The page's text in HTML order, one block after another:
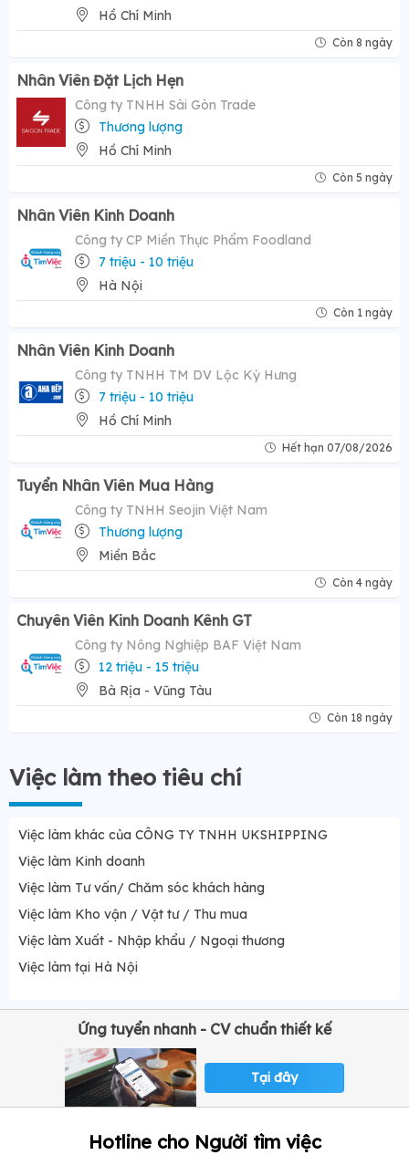
Hồ Chí Minh
Còn 8 ngày
Nhân Viên Đặt Lịch Hẹn
Công ty TNHH Sài Gòn Trade
Thương lượng
Hồ Chí Minh
Còn 5 ngày
Nhân Viên Kinh Doanh
Công ty CP Miền Thực Phẩm Foodland
7 triệu - 10 triệu
Hà Nội
Còn 1 ngày
Nhân Viên Kinh Doanh
Công ty TNHH TM DV Lộc Kỳ Hưng
7 triệu - 10 triệu
Hồ Chí Minh
Hết hạn 07/08/2026
Tuyển Nhân Viên Mua Hàng
Công ty TNHH Seojin Việt Nam
Thương lượng
Miền Bắc
Còn 4 ngày
Chuyên Viên Kinh Doanh Kênh GT
Công ty Nông Nghiệp BAF Việt Nam
12 triệu - 15 triệu
Bà Rịa - Vũng Tàu
Còn 18 ngày
Việc làm theo tiêu chí
Việc làm khác của CÔNG TY TNHH UKSHIPPING
Việc làm Kinh doanh
Việc làm Tư vấn/ Chăm sóc khách hàng
Việc làm Kho vận / Vật tư / Thu mua
Việc làm Xuất - Nhập khẩu / Ngoại thương
Việc làm tại Hà Nội
Ứng tuyển nhanh - CV chuẩn thiết kế
Tại đây
Hotline cho Người tìm việc